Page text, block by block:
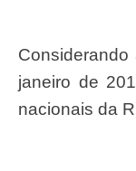
Considerando a Resolução nº 1/CIT, de 17 de
janeiro de
nacionais da